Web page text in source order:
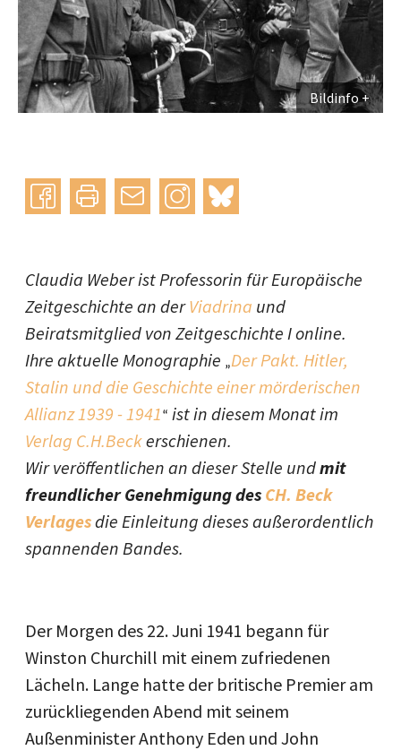
Bildinfo
Instagram
bluesky
Claudia Weber ist Professorin für Europäische
Zeitgeschichte an derViadrina und
Beiratsmitglied von Zeitgeschichte I online.
Ihre aktuelle Monographie „Der Pakt. Hitler,
Stalin und die Geschichte einer mörderischen
Allianz 1939 - 1941“ ist in diesem Monat im
Verlag C.H.Beckerschienen.
Wir veröffentlichen an dieser Stelle undmit
freundlicher Genehmigung des CH. Beck
Verlagesdie Einleitung dieses außerordentlich
spannenden Bandes.
Der Morgen des 22. Juni 1941 begann für
Winston Churchill mit einem zufriedenen
Lächeln. Lange hatte der britische Premier am
zurückliegenden Abend mit seinem
Außenminister Anthony Eden und John